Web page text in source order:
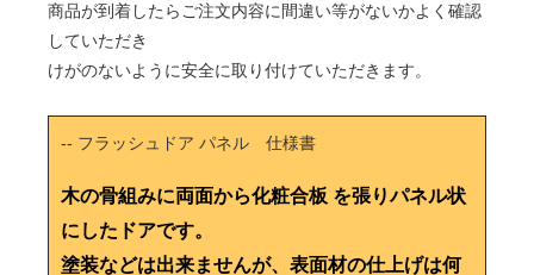
商品が到着したらご注文内容に間違い等がないかよく確認
していただき
けがのないように安全に取り付けていただきます。
-- フラッシュドア パネル 仕様書
木の骨組みに両面から化粧合板 を張りパネル状
にしたドアです。
塗装などは出来ませんが、表面材の仕上げは何